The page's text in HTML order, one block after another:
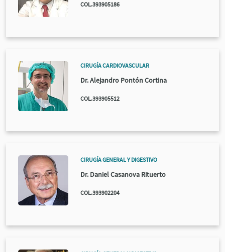
COL.393905186
CIRUGÍA CARDIOVASCULAR
Dr. Alejandro Pontón Cortina
COL.393905512
CIRUGÍA GENERAL Y DIGESTIVO
Dr. Daniel Casanova Rituerto
COL.393902204